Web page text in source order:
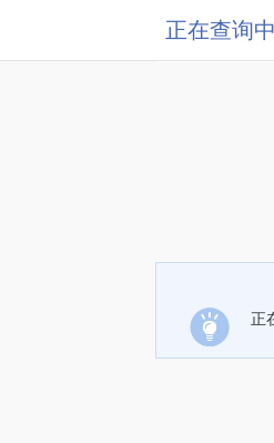
正在查询中
正